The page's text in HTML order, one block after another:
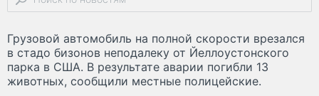
Грузовой автомобиль на полной скорости врезался
в стадо бизонов неподалеку от Йеллоустонского
парка в США. В результате аварии погибли 13
животных, сообщили местные полицейские.